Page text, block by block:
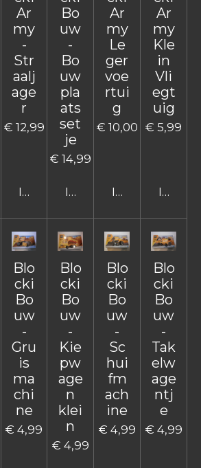
Ar
my
-
Str
aalj
age
r
€ 12,99
In winkelwagen
Bo
uw
-
Bo
uw
pla
ats
set
je
€ 14,99
In winkelwagen
Ar
my
Le
ger
voe
rtui
g
€ 10,00
In
Ar
my
Kle
in
Vli
egt
uig
€ 5,99
In
Blo
cki
Bo
uw
-
Gru
is
ma
chi
ne
€ 4,99
Blo
cki
Bo
uw
-
Kie
pw
age
n
klei
n
€ 4,99
Blo
cki
Bo
uw
-
Sc
hui
fm
ach
ine
€ 4,99
Blo
cki
Bo
uw
-
Tak
elw
age
ntj
e
€ 4,99